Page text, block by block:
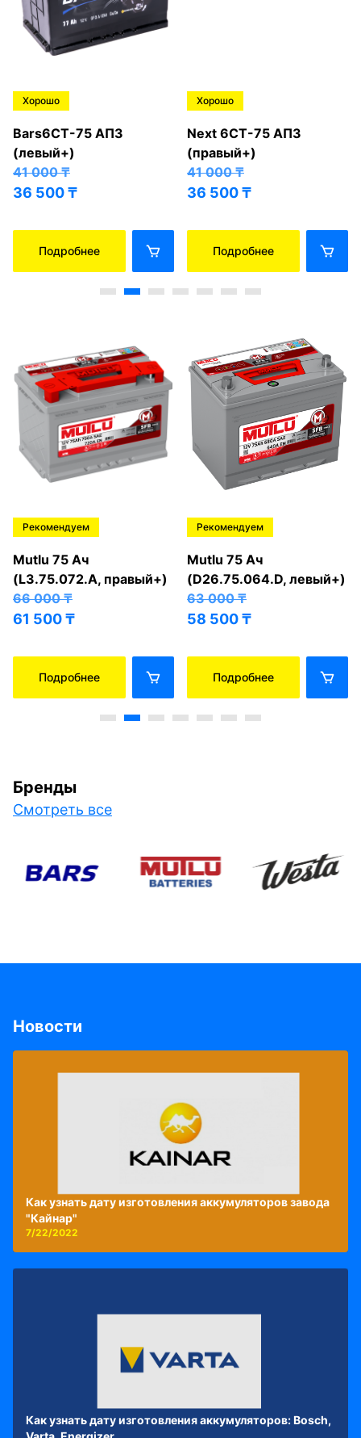
Хорошо
Bars6СТ-75 АПЗ
(левый+)
41 000₸
36 500₸
Подробнее
Хорошо
Next 6СТ-75 АПЗ
(правый+)
41 000₸
36 500₸
Подробнее
Рекомендуем
Mutlu 75 Ач
(L3.75.072.A, правый+)
66 000₸
61 500₸
Подробнее
Рекомендуем
Mutlu 75 Ач
(D26.75.064.D, левый+)
63 000₸
58 500₸
Подробнее
Бренды
Смотреть все
Новости
Как узнать дату изготовления аккумуляторов завода
"Кайнар"
7/22/2022
Как узнать дату изготовления аккумуляторов: Bosch,